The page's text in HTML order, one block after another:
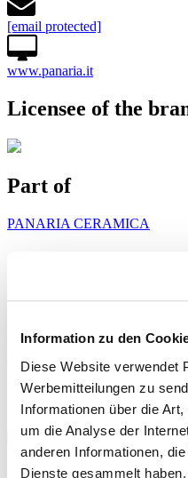
Information zu den
Diese Website verwendet
Werbemitteilungen zu
Informationen über die
um die Analyse der
anderen Informationen,
Dienste gesammelt
[email protected]
www.panaria.it
Licensee of the
Part of
PANARIA CERAMICA